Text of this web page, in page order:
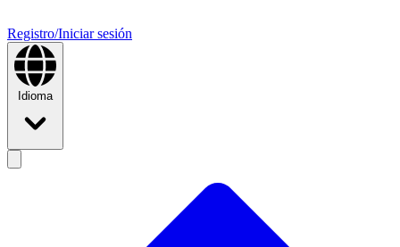
Registro/Iniciar sesión
Idioma